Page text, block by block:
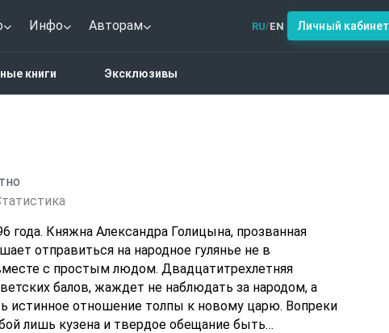
Инфо Авторам RU/EN Личный кабинет
книги Эксклюзивы
года. Княжна Александра Голицына, прозванная
отправиться на народное гулянье не в
с простым людом. Двадцатитрехлетняя
балов, жаждет не наблюдать за народом, а
истинное отношение толпы к новому царю. Вопреки
лишь кузена и твердое обещание быть